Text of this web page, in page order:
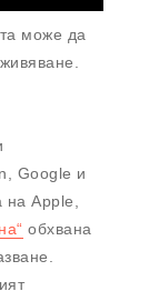
може да
Google и
на Apple,
обхвана